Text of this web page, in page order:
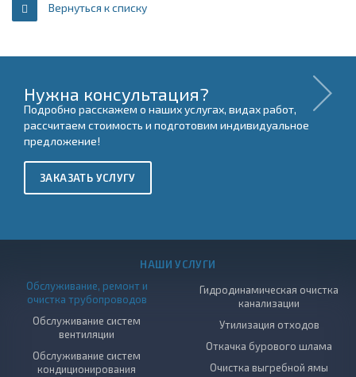
Вернуться к списку
Нужна консультация?
Подробно расскажем о наших услугах, видах работ,
рассчитаем стоимость и подготовим индивидуальное
предложение!
ЗАКАЗАТЬ УСЛУГУ
НАШИ УСЛУГИ
Обслуживание, ремонт и
очистка трубопроводов
Обслуживание систем
вентиляции
Обслуживание систем
кондиционирования
Гидродинамическая очистка
канализации
Утилизация отходов
Откачка бурового шлама
Очистка выгребной ямы